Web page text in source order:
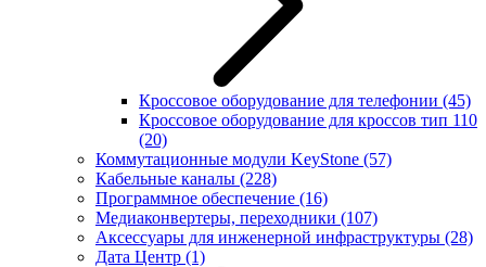
Кроссовое оборудование для телефонии (45)
Кроссовое оборудование для кроссов тип 110
(20)
Коммутационные модули KeyStone (57)
Кабельные каналы (228)
Программное обеспечение (16)
Медиаконвертеры, переходники (107)
Аксессуары для инженерной инфраструктуры (28)
Дата Центр (1)